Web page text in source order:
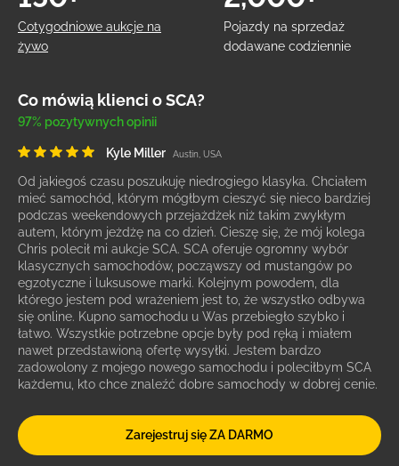
Cotygodniowe aukcje na
żywo
Pojazdy na sprzedaż
dodawane codziennie
Co mówią klienci o SCA?
97% pozytywnych opinii
Kyle Miller Austin, USA
Od jakiegoś czasu poszukuję niedrogiego klasyka. Chciałem
mieć samochód, którym mógłbym cieszyć się nieco bardziej
podczas weekendowych przejażdżek niż takim zwykłym
autem, którym jeżdżę na co dzień. Cieszę się, że mój kolega
Chris polecił mi aukcje SCA. SCA oferuje ogromny wybór
klasycznych samochodów, począwszy od mustangów po
egzotyczne i luksusowe marki. Kolejnym powodem, dla
którego jestem pod wrażeniem jest to, że wszystko odbywa
się online. Kupno samochodu u Was przebiegło szybko i
łatwo. Wszystkie potrzebne opcje były pod ręką i miałem
nawet przedstawioną ofertę wysyłki. Jestem bardzo
zadowolony z mojego nowego samochodu i poleciłbym SCA
każdemu, kto chce znaleźć dobre samochody w dobrej cenie.
Zarejestruj się ZA DARMO